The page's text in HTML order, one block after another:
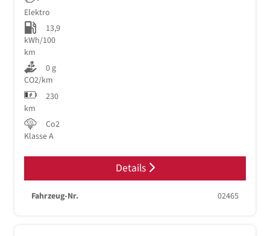
Elektro
13,9
kWh/100
km
0 g
CO2/km
230
km
Co2
Klasse A
Details
Fahrzeug-Nr. 02465